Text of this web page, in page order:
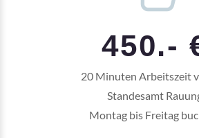
450.-
20 Minuten Arbeitszeit
Standesamt
Montag bis Freitag